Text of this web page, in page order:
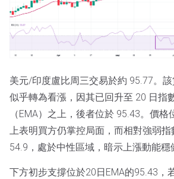
美元/印度盧比周三交易於約 95.77。
似乎轉為看漲，因其已回升至 20 日指
（EMA）之上，後者位於 95.43。價
上表明買方仍掌控局面，而相對強弱指
54.9，處於中性區域，暗示上漲動能穩
下方初步支撐位於20日EMA的95.43，